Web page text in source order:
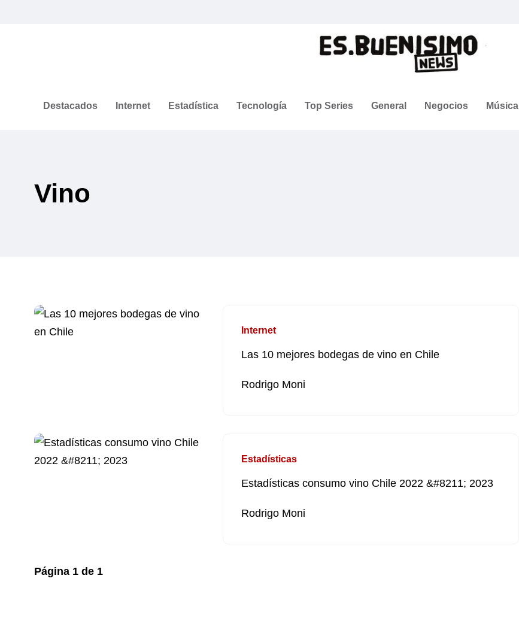
Destacados Internet Estadística Tecnología Top Series General Negocios Música
Vino
Internet
Las 10 mejores bodegas de vino en Chile
Rodrigo Moni
Estadísticas
Estadísticas consumo vino Chile 2022 &#8211; 2023
Rodrigo Moni
Página 1 de 1